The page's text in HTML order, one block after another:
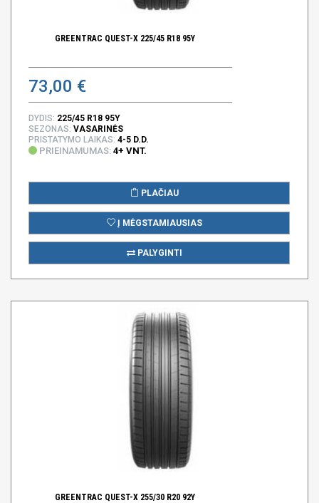
GREENTRAC QUEST-X 225/45 R18 95Y
73,00 €
DYDIS: 225/45 R18 95Y
SEZONAS: VASARINĖS
PRISTATYMO LAIKAS: 4-5 D.D.
PRIEINAMUMAS: 4+ VNT.
PLAČIAU
Į MĖGSTAMIAUSIAS
PALYGINTI
GREENTRAC QUEST-X 255/30 R20 92Y